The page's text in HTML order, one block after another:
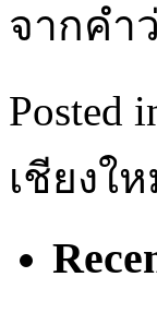
จากคำ
Posted
เชียงใ